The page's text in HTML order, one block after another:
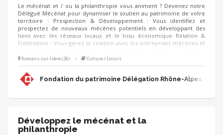
Le mécénat et / ou la philanthropie vous animent ? Devenez notre
Délégué Mécénat pour dynamiser le soutien au patrimoine de votre
territoire : Prospection & Développement : Vous identifiez et
prospectez de nouveaux mécènes potentiels en développant des
liens avec les réseaux locaux et le tissu économique Relation &
Fidélisation : Vous gérez la relation avec les entreprises mécènes et
(visites privées, événements, rencontres, animation du club de
mécènes). Accompagnement de projets : Vous proposez aux
mécènes les projets de sauvegarde du patrimoine à soutenir et
déployez les campagnes d'appels aux dons (IFI, Noël).
Romans-sur-Isère (26) • Culture / Loisirs
Fondation du patrimoine Délégation Rhône-Alpes
Développez le mécénat et la
philanthropie